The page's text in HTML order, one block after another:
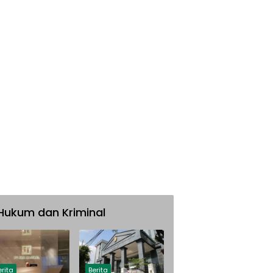
dan Kriminal
Berita